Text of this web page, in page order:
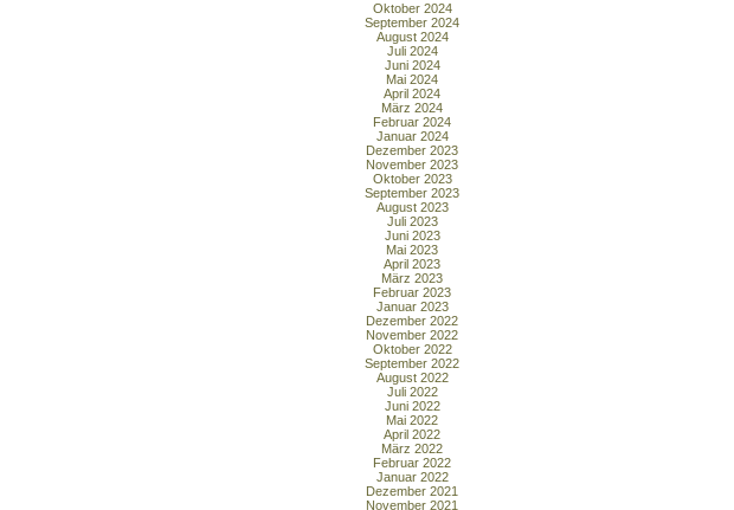
Oktober 2024
September 2024
August 2024
Juli 2024
Juni 2024
Mai 2024
April 2024
März 2024
Februar 2024
Januar 2024
Dezember 2023
November 2023
Oktober 2023
September 2023
August 2023
Juli 2023
Juni 2023
Mai 2023
April 2023
März 2023
Februar 2023
Januar 2023
Dezember 2022
November 2022
Oktober 2022
September 2022
August 2022
Juli 2022
Juni 2022
Mai 2022
April 2022
März 2022
Februar 2022
Januar 2022
Dezember 2021
November 2021